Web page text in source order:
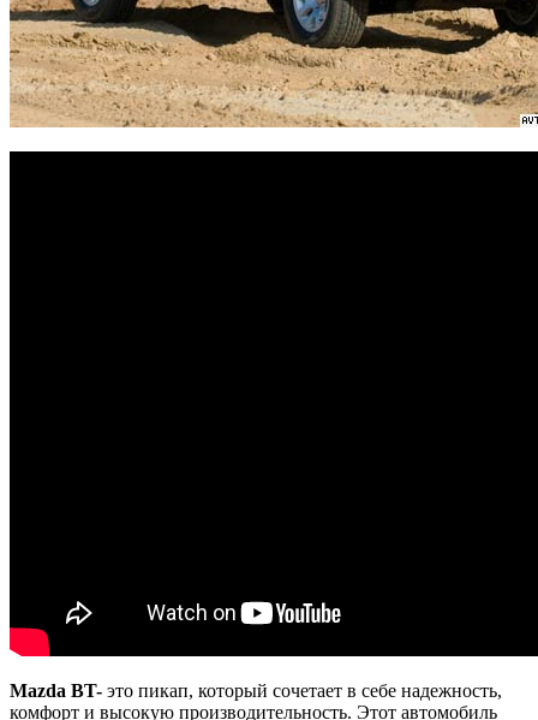
Mazda BT- это пикап, который сочетает в себе надежность,
комфорт и высокую производительность. Этот автомобиль